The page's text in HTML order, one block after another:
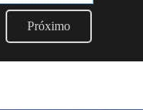
Próximo